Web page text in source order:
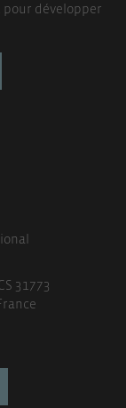
pour développer
31773